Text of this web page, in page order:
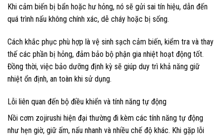
Khi cảm biến bị bẩn hoặc hư hỏng, nó sẽ gửi sai tín hiệu, dẫn đến
quá trình nấu không chính xác, dễ cháy hoặc bị sống.
Cách khắc phục phù hợp là vệ sinh sạch cảm biến, kiểm tra và thay
thế các phần bị hỏng, đảm bảo bộ phận gia nhiệt hoạt động tốt.
Đồng thời, việc bảo dưỡng định kỳ sẽ giúp duy trì khả năng giữ
nhiệt ổn định, an toàn khi sử dụng.
Lỗi liên quan đến bộ điều khiển và tính năng tự động
Nồi cơm zojirushi hiện đại thường đi kèm các tính năng tự động
như hẹn giờ, giữ ấm, nấu nhanh và nhiều chế độ khác. Khi gặp lỗi